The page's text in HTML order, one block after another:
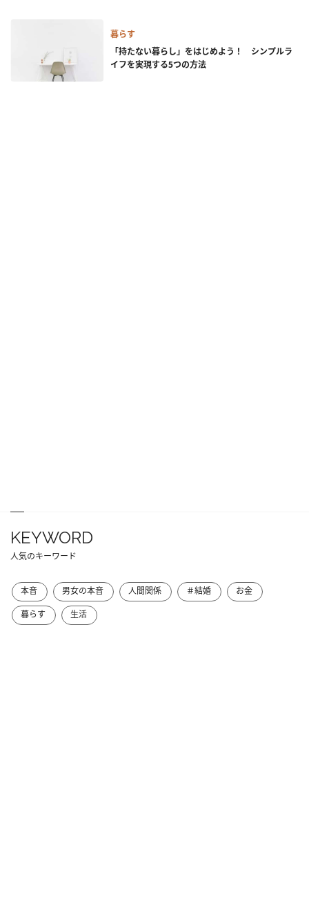
暮らす
「持たない暮らし」をはじめよう！ シンプルラ
イフを実現する5つの方法
KEYWORD
人気のキーワード
本音 男女の本音 人間関係 ＃結婚
お金
暮らす
生活